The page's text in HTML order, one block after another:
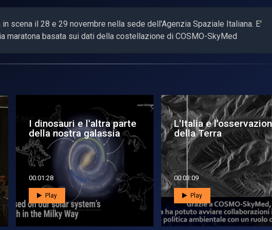
scena il 28 e 29 novembre nella sede dell'Agenzia Spaziale Italiana. E'
maratona basata sui dati della costellazione di COSMO-SkyMed
Arriva #COSMOsmHack,
la maratona di coding
dedicata...
00:02:43
Play
Geo Global Forum
promuovere
l’Intelligenza del...
00:03:21
Play